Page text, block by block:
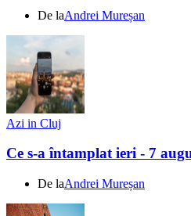
De laAndrei Mureșan
Azi in Cluj
Ce s-a întamplat ieri - 7
De laAndrei Mureșan